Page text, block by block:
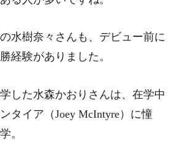
水樹奈々さんも、デビュー前に
経験がありました。
した水森かおりさんは、在学中
タイア（Joey McIntyre）に憧
。